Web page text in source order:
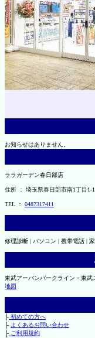
お知らせはありません。
ララガーデン春日部店
住所 ： 埼玉県春日部市南1丁目
TEL ： 0487317411
修理診断 | パソコン | 携帯電話 |
東武アーバンパークライン・東
地図
├初めての方へ
├ よくあるお問い合わせ
├ご利用規約